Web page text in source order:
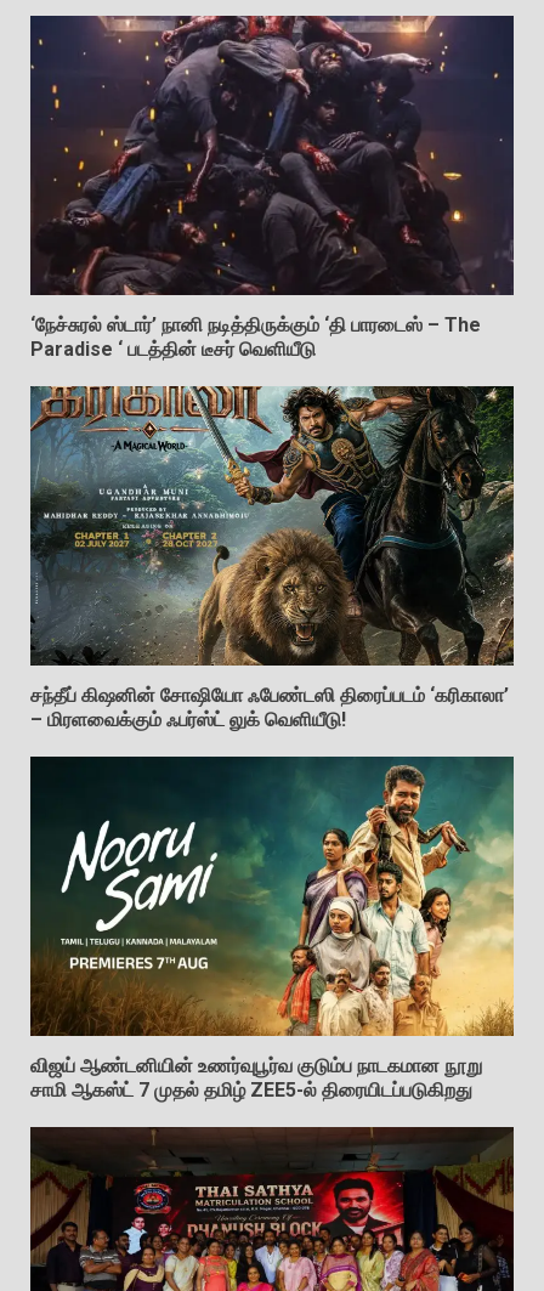
‘நேச்சுரல் ஸ்டார்’ நானி நடித்திருக்கும் ‘தி பாரடைஸ் – The
Paradise ‘ படத்தின் டீசர் வெளியீடு
சந்தீப் கிஷனின் சோஷியோ ஃபேண்டஸி திரைப்படம் ‘கரிகாலா’
– மிரளவைக்கும் ஃபர்ஸ்ட் லுக் வெளியீடு!
விஜய் ஆண்டனியின் உணர்வுபூர்வ குடும்ப நாடகமான நூறு
சாமி ஆகஸ்ட் 7 முதல் தமிழ் ZEE5-ல் திரையிடப்படுகிறது